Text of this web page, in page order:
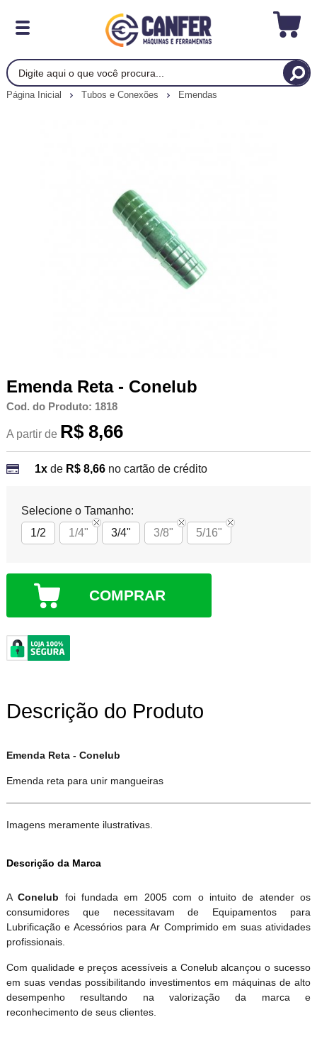
Página Inicial Tubos e Conexões Emendas
Emenda Reta - Conelub
Cod. do Produto: 1818
A partir de R$ 8,66
1xde R$ 8,66 no cartão de crédito
Selecione o Tamanho:
1/2
1/4" 3/4" 3/8" 5/16"
COMPRAR
Descrição do Produto
Emenda Reta - Conelub
Emenda reta para unir mangueiras
Imagens meramente ilustrativas.
Descrição da Marca
AConelub foi fundada em 2005 com o intuito de atender os
consumidores que necessitavam de Equipamentos para
Lubrificação e Acessórios para Ar Comprimido em suas atividades
profissionais.
Com qualidade e preços acessíveis a Conelub alcançou o sucesso
em suas vendas possibilitando investimentos em máquinas de alto
desempenho resultando na valorização da marca e
reconhecimento de seus clientes.